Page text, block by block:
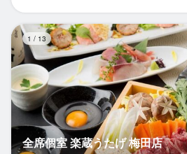
1 / 13
全席個室 楽蔵うたげ 梅田店